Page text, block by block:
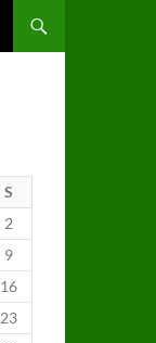
S
2
9
16
23